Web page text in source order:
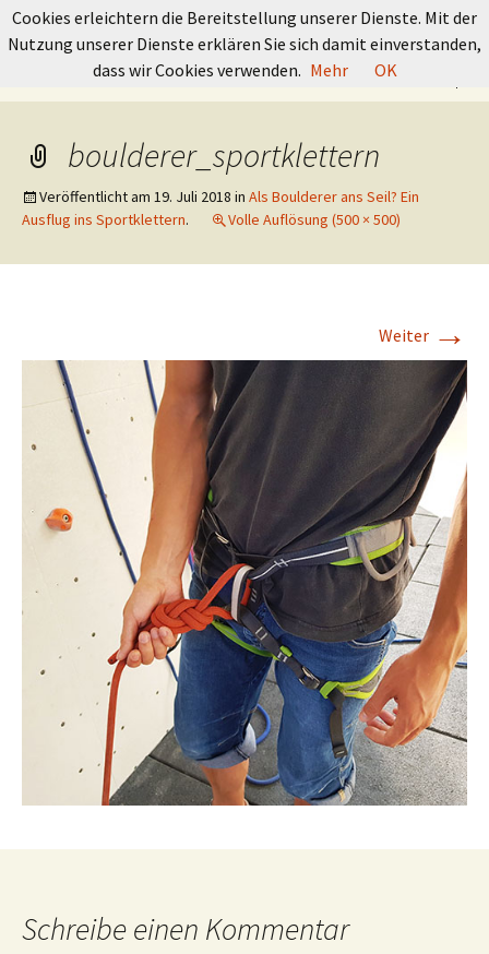
GRUNDKURS BOULDERN
Springe
nach:
boulderer_sportklettern
Veröffentlicht am 19. Juli 2018 in Als Boulderer ans Seil? Ein
Ausflug ins Sportklettern. Volle Auflösung (500 × 500)
Weiter →
Schreibe einen Kommentar
Cookies erleichtern die Bereitstellung unserer Dienste. Mit der
Nutzung unserer Dienste erklären Sie sich damit einverstanden,
dass wir Cookies verwenden. Mehr OK